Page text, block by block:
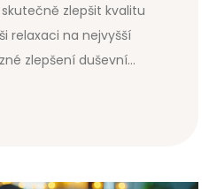
zlepšit kvalitu
relaxaci na nejvyšší
zlepšení duševní
Lomi nabízí, a dopřát si